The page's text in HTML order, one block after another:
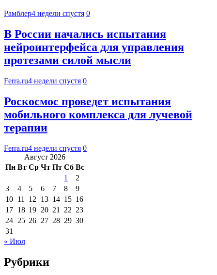
Рамблер4 недели спустя 0
В России начались испытания
нейроинтерфейса для управления
протезами силой мысли
Ferra.ru4 недели спустя 0
Роскосмос проведет испытания
мобильного комплекса для лучевой
терапии
Ferra.ru4 недели спустя 0
Август 2026
Пн Вт Ср Чт Пт Сб Вс
1
2
3
4 5 6 7 8
9
10 11 12 13 14 15 16
17 18 19 20 21 22 23
24 25 26 27 28 29 30
31
« Июл
Рубрики